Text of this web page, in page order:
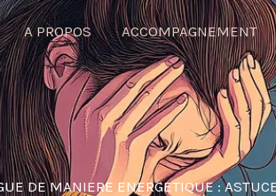
A PROPOS ACCOMPAGNEMENT
DE MANIERE ENERGETIQUE :